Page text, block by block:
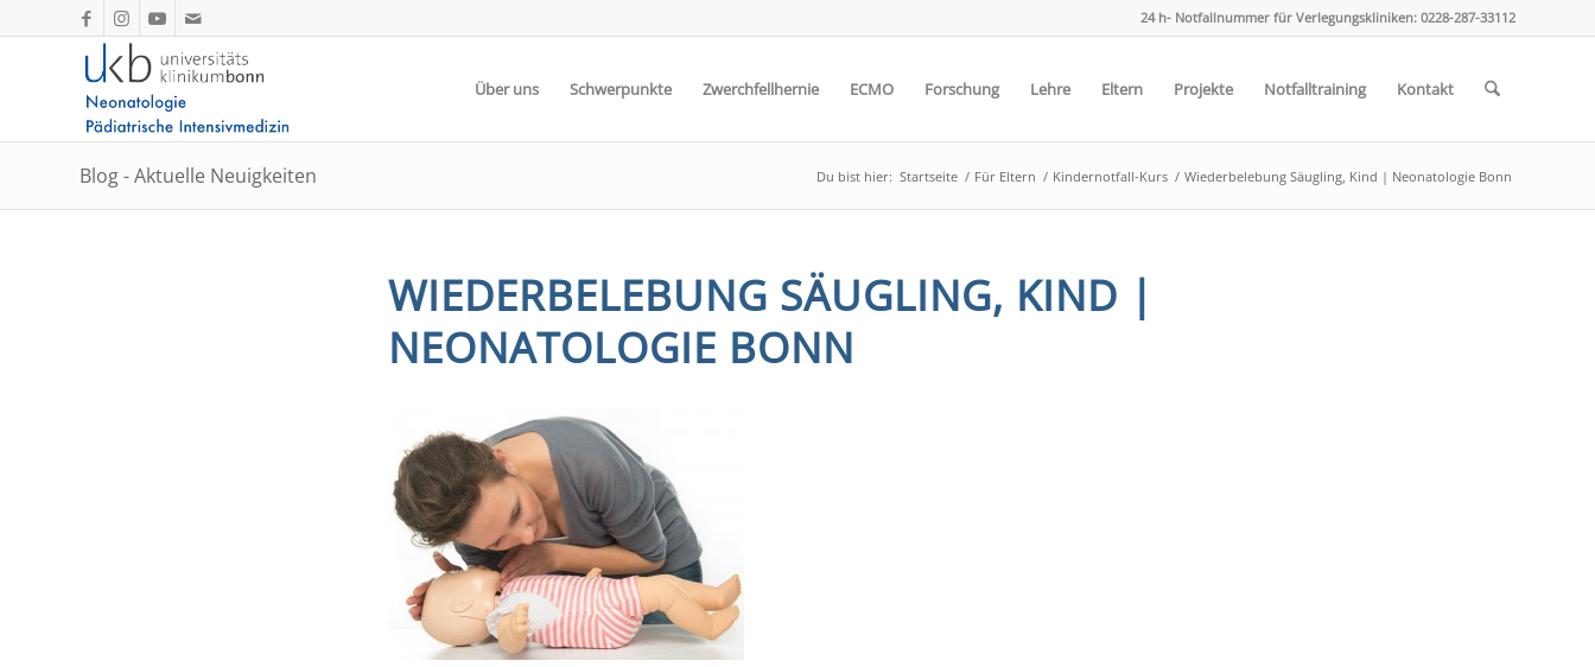
24 h- Notfallnummer für Verlegungskliniken: 0228-287-33112
Über uns Schwerpunkte Zwerchfellhernie ECMO Forschung Lehre Eltern Projekte Notfalltraining Kontakt
Blog - Aktuelle Neuigkeiten Du bist hier: Startseite / Für Eltern / Kindernotfall-Kurs / Wiederbelebung Säugling, Kind | Neonatologie Bonn
WIEDERBELEBUNG SÄUGLING, KIND |
NEONATOLOGIE BONN